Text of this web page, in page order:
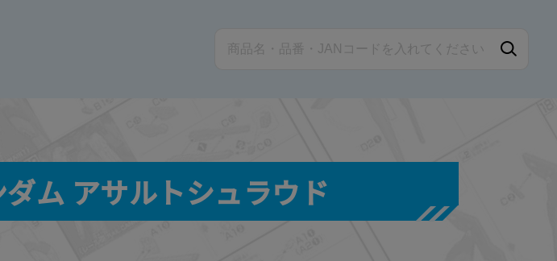
ム アサルトシュラウド